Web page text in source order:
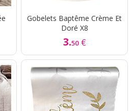
Gobelets Baptême Crème Et
Doré X8
3.50 €